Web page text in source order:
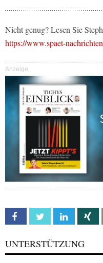
Nicht genug? Lesen Sie
https://www.spaet-
Anzeige
Facebook Twitter Linkedin
UNTERSTÜTZUNG